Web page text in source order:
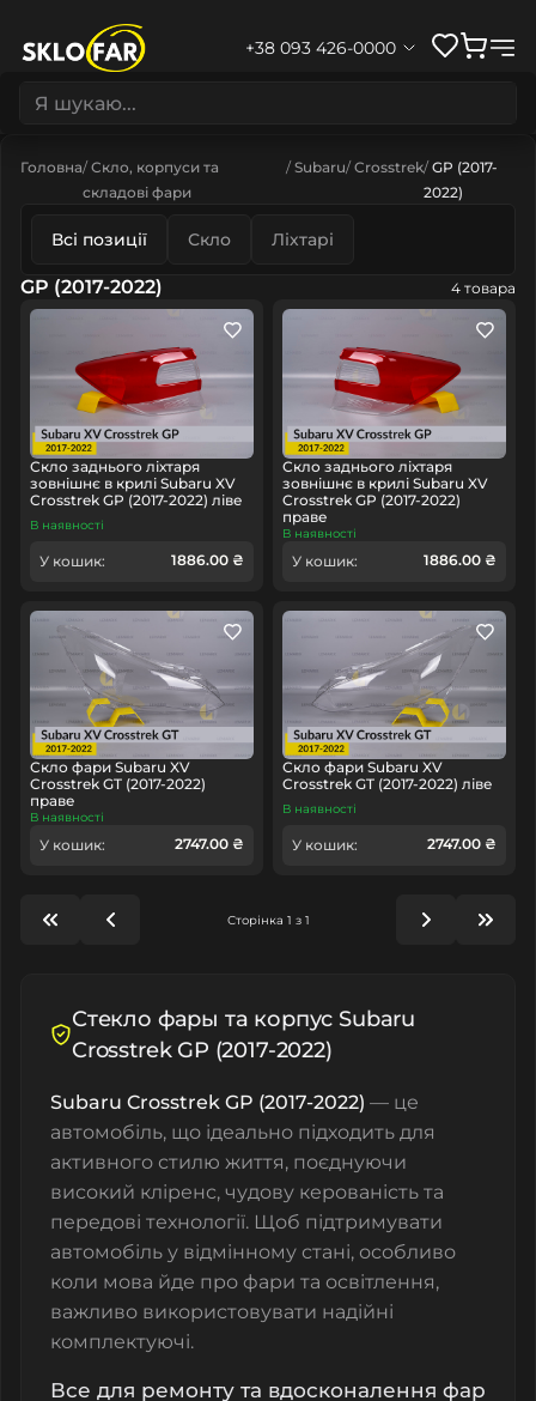
+38 093 426-0000
Головна Скло, корпуси та
складові фари
Subaru Crosstrek GP (2017-
2022)
Всі позиції Скло Ліхтарі
GP (2017-2022) 4 товара
Скло заднього ліхтаря
зовнішнє в крилі Subaru XV
Crosstrek GP (2017-2022) ліве
В наявності
У кошик: 1886.00 ₴
Скло заднього ліхтаря
зовнішнє в крилі Subaru XV
Crosstrek GP (2017-2022)
праве
В наявності
У кошик: 1886.00 ₴
Скло фари Subaru XV
Crosstrek GT (2017-2022)
праве
В наявності
У кошик: 2747.00 ₴
Скло фари Subaru XV
Crosstrek GT (2017-2022) ліве
В наявності
У кошик: 2747.00 ₴
Сторінка 1 з 1
Стекло фары та корпус Subaru
Crosstrek GP (2017-2022)
Subaru Crosstrek GP (2017-2022) — це
автомобіль, що ідеально підходить для
активного стилю життя, поєднуючи
високий кліренс, чудову керованість та
передові технології. Щоб підтримувати
автомобіль у відмінному стані, особливо
коли мова йде про фари та освітлення,
важливо використовувати надійні
комплектуючі.
Все для ремонту та вдосконалення фар